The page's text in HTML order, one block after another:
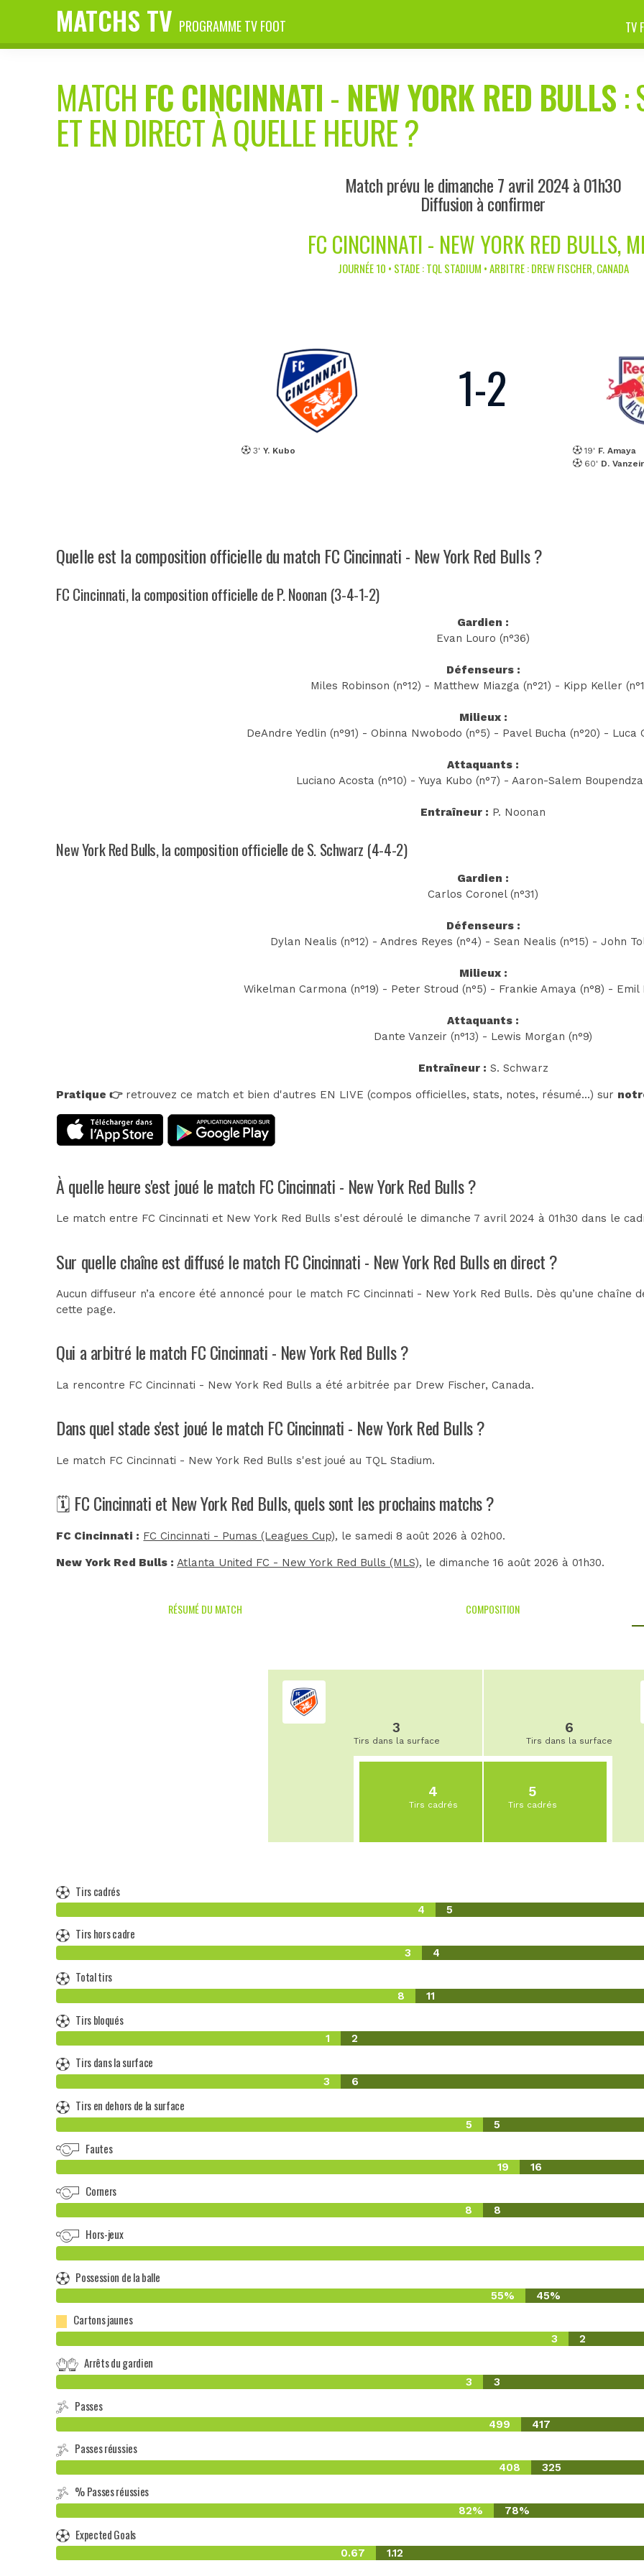
MATCHS TV PROGRAMME TV FOOT TV
MATCH FC CINCINNATI- NEW YORK RED BULLS:
ET EN DIRECT À QUELLE HEURE ?
Match prévu le dimanche 7 avril 2024 à 01h30
Diffusion à confirmer
FC CINCINNATI - NEW YORK RED BULLS,
JOURNÉE 10 • STADE : TQL STADIUM • ARBITRE : DREW FISCHER, CANADA
3' Y. Kubo
1-2
19' F. Amaya
60' D. Vanzeir
Quelle est la composition officielle du match FC Cincinnati - New York Red Bulls ?
FC Cincinnati, la composition officielle de P. Noonan (3-4-1-2)
Gardien :
Evan Louro (n°36)
Défenseurs :
Miles Robinson (n°12) - Matthew Miazga (n°21) - Kipp Keller
Milieux :
DeAndre Yedlin (n°91) - Obinna Nwobodo (n°5) - Pavel Bucha (n°20) - Luca
Attaquants :
Luciano Acosta (n°10) - Yuya Kubo (n°7) - Aaron-Salem Boupendza
Entraîneur : P. Noonan
New York Red Bulls, la composition officielle de S. Schwarz (4-4-2)
Gardien :
Carlos Coronel (n°31)
Défenseurs :
Dylan Nealis (n°12) - Andres Reyes (n°4) - Sean Nealis (n°15) - John
Milieux :
Wikelman Carmona (n°19) - Peter Stroud (n°5) - Frankie Amaya (n°8) - Emil
Attaquants :
Dante Vanzeir (n°13) - Lewis Morgan (n°9)
Entraîneur : S. Schwarz
Pratique 👉retrouvez ce match et bien d'autres EN LIVE (compos officielles, stats, notes, résumé...) sur
À quelle heure s'est joué le match FC Cincinnati - New York Red Bulls ?
Le match entre FC Cincinnati et New York Red Bulls s'est déroulé le dimanche 7 avril 2024 à 01h30 dans le
Sur quelle chaîne est diffusé le match FC Cincinnati - New York Red Bulls en direct ?
Aucun diffuseur n’a encore été annoncé pour le match FC Cincinnati - New York Red Bulls. Dès qu’une
cette page.
Qui a arbitré le match FC Cincinnati - New York Red Bulls ?
La rencontre FC Cincinnati - New York Red Bulls a été arbitrée par Drew Fischer, Canada.
Dans quel stade s'est joué le match FC Cincinnati - New York Red Bulls ?
Le match FC Cincinnati - New York Red Bulls s'est joué au TQL Stadium.
🗓️ FC Cincinnati et New York Red Bulls, quels sont les prochains matchs ?
FC Cincinnati : FC Cincinnati - Pumas (Leagues Cup), le samedi 8 août 2026 à 02h00.
New York Red Bulls : Atlanta United FC - New York Red Bulls (MLS), le dimanche 16 août 2026 à 01h30.
RÉSUMÉ DU MATCH COMPOSITION
3
Tirs dans la surface
4
Tirs cadrés
6
Tirs dans la surface
5
Tirs cadrés
Tirs cadrés
4 5
Tirs hors cadre
3 4
Total tirs
8 11
Tirs bloqués
1 2
Tirs dans la surface
3 6
Tirs en dehors de la surface
5 5
Fautes
19 16
Corners
8 8
Hors-jeux
Possession de la balle
55% 45%
Cartons jaunes
3 2
Arrêts du gardien
3 3
Passes
499 417
Passes réussies
408 325
% Passes réussies
82% 78%
Expected Goals
0.67 1.12